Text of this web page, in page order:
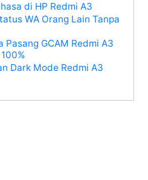
di HP Redmi A3
WA Orang Lain Tanpa
Pasang GCAM Redmi A3
Dark Mode Redmi A3